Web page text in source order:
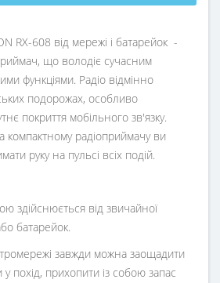
RX-608 від мережі і батарейок -
що володіє сучасним
функціями. Радіо відмінно
подорожах, особливо
покриття мобільного зв'язку.
компактному радіоприймачу ви
руку на пульсі всіх подій.
здійснюється від звичайної
батарейок.
завжди можна заощадити
похід, прихопити із собою запас